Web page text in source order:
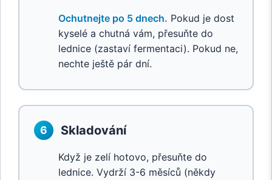
Ochutnejte po 5 dnech. Pokud je dost
kyselé a chutná vám, přesuňte do
lednice (zastaví fermentaci). Pokud ne,
nechte ještě pár dní.
6 Skladování
Když je zelí hotovo, přesuňte do
lednice. Vydrží 3-6 měsíců (někdy